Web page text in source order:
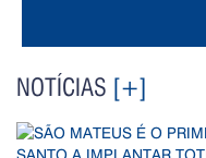
NOTÍCIAS [+]